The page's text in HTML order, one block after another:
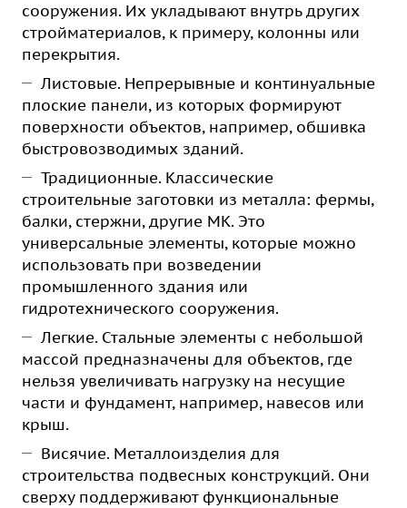
сооружения. Их укладывают внутрь других
стройматериалов, к примеру, колонны или
перекрытия.
Листовые. Непрерывные и континуальные
плоские панели, из которых формируют
поверхности объектов, например, обшивка
быстровозводимых зданий.
Традиционные. Классические
строительные заготовки из металла: фермы,
балки, стержни, другие МК. Это
универсальные элементы, которые можно
использовать при возведении
промышленного здания или
гидротехнического сооружения.
Легкие. Стальные элементы с небольшой
массой предназначены для объектов, где
нельзя увеличивать нагрузку на несущие
части и фундамент, например, навесов или
крыш.
Висячие. Металлоизделия для
строительства подвесных конструкций. Они
сверху поддерживают функциональные